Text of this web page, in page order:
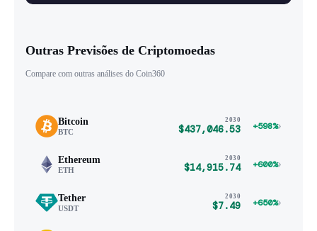
Outras Previsões de Criptomoedas
Compare com outras análises do Coin360
Bitcoin
BTC
2030
$437,046.53 +598%›
Ethereum
ETH
2030
$14,915.74 +600%›
Tether
USDT
2030
$7.49 +650%›